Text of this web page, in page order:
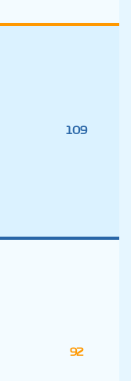
109
92